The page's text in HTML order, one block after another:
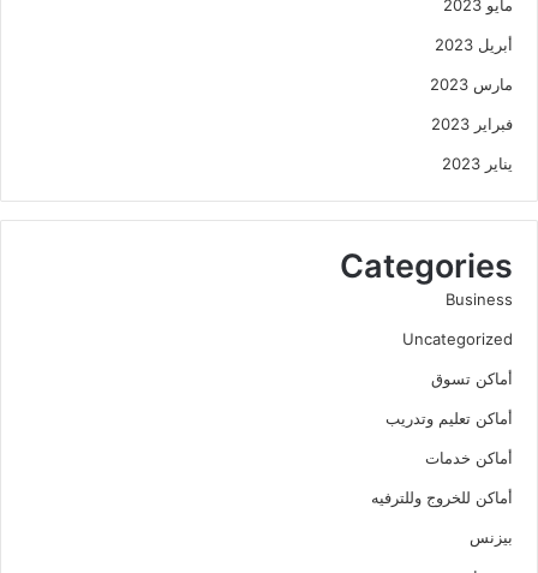
مايو 2023
أبريل 2023
مارس 2023
فبراير 2023
يناير 2023
Categories
Business
Uncategorized
أماكن تسوق
أماكن تعليم وتدريب
أماكن خدمات
أماكن للخروج وللترفيه
بيزنس